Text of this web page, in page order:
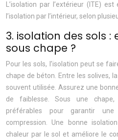
L’isolation par l’extérieur (ITE)
l’isolation par l’intérieur, selon
3. isolation des sols :
sous chape ?
Pour les sols, l’isolation peut se
chape de béton. Entre les solives,
souvent utilisée. Assurez une
de faiblesse. Sous une
préférables pour garantir
compression. Une bonne
chaleur par le sol et améliore le